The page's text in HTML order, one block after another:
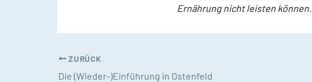
Ernährung nicht leisten können.
ZURÜCK
Die (Wieder-)Einführung in Ostenfeld